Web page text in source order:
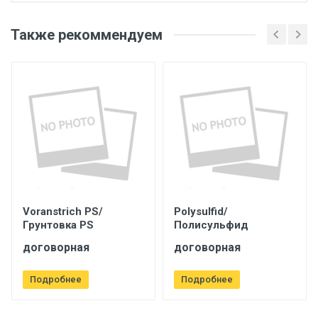
Также рекоммендуем
Voranstrich PS/
Грунтовка PS
договорная
Подробнее
Polysulfid/
Полисульфид
договорная
Подробнее